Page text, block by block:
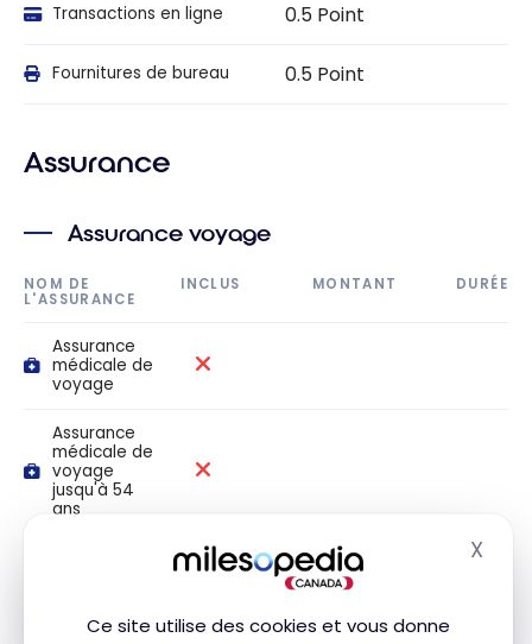
Ce site utilise des cookies et vous donne
X
Transactions en ligne 0.5 Point
Fournitures de bureau 0.5 Point
Assurance
Assurance voyage
NOM DE
L'ASSURANCE
INCLUS MONTANT DURÉE
Assurance
médicale de
voyage
Assurance
médicale de
voyage
jusqu'à 54
ans
jusqu'à 64